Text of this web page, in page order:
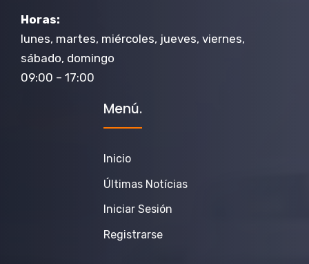
Horas:
lunes, martes, miércoles, jueves, viernes,
sábado, domingo
09:00 – 17:00
Menú.
Inicio
Últimas Notícias
Iniciar Sesión
Registrarse